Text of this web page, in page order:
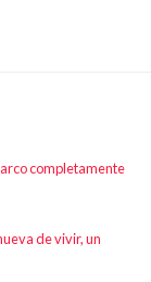
completamente
de vivir, un